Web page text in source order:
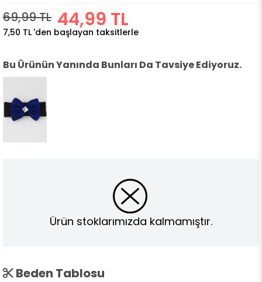
69,99 TL 44,99 TL
7,50 TL 'den başlayan taksitlerle
Bu Ürünün Yanında Bunları Da Tavsiye Ediyoruz.
Ürün stoklarımızda kalmamıştır.
Beden Tablosu